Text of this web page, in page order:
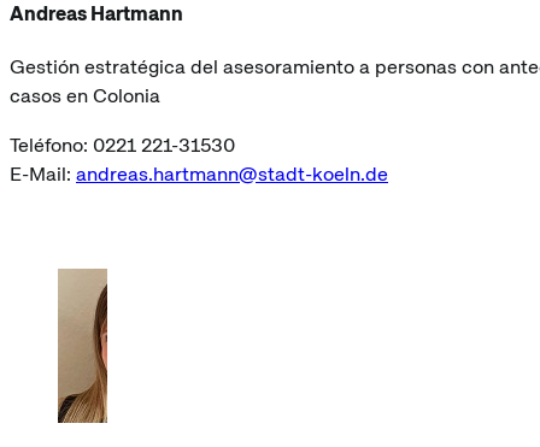
Andreas Hartmann
Gestión estratégica del asesoramiento a personas con
casos en Colonia
Teléfono: 0221 221-31530
E-Mail: andreas.hartmann@stadt-koeln.de